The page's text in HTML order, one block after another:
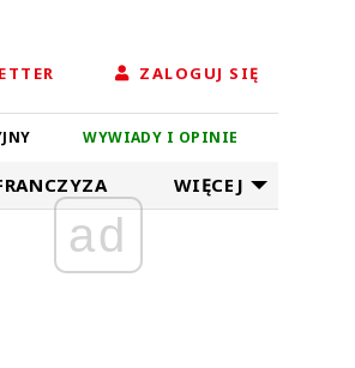
ZALOGUJ SIĘ
WYWIADY I OPINIE
WIĘCEJ
ad